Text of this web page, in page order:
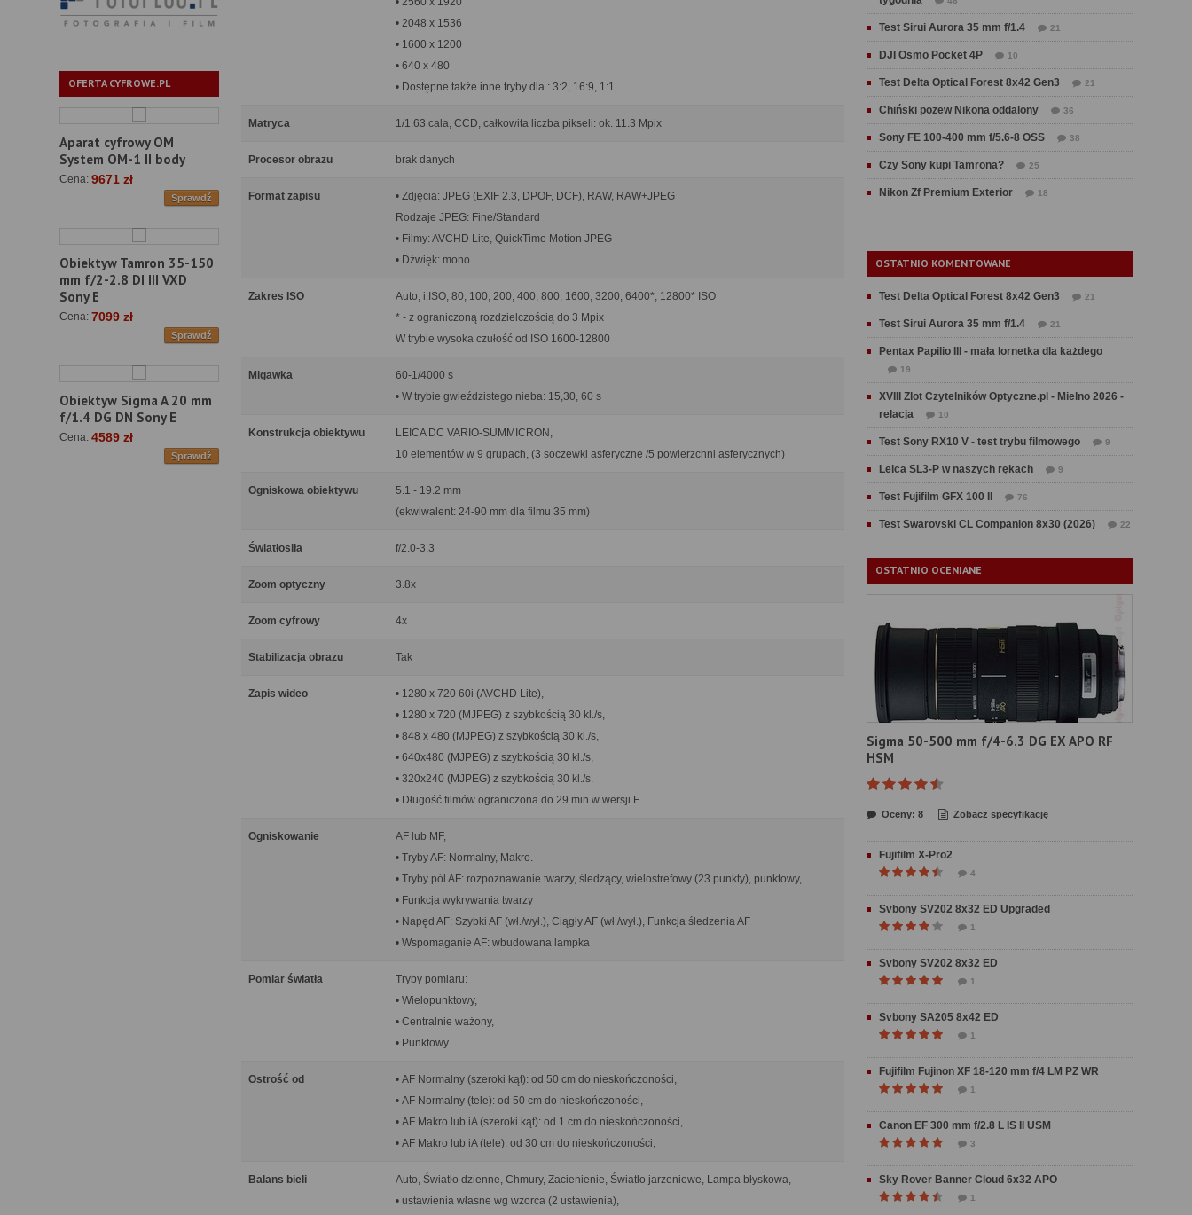
OFERTA CYFROWE.PL
Aparat cyfrowy OM
System OM-1 II body
Cena: 9671 zł
Sprawdź
Obiektyw Tamron 35-150
mm f/2-2.8 DI III VXD
Sony E
Cena: 7099 zł
Sprawdź
Obiektyw Sigma A 20 mm
f/1.4 DG DN Sony E
Cena: 4589 zł
Sprawdź
• 2048 x 1536
• 1600 x 1200
• 640 x 480
• Dostępne także inne tryby dla : 3:2, 16:9, 1:1
Matryca 1/1.63 cala, CCD, całkowita liczba pikseli: ok. 11.3 Mpix
Procesor obrazu brak danych
Format zapisu
• Zdjęcia: JPEG (EXIF 2.3, DPOF, DCF), RAW, RAW+JPEG
Rodzaje JPEG: Fine/Standard
• Filmy: AVCHD Lite, QuickTime Motion JPEG
• Dźwięk: mono
Zakres ISO
Auto, i.ISO, 80, 100, 200, 400, 800, 1600, 3200, 6400*, 12800* ISO
* - z ograniczoną rozdzielczością do 3 Mpix
W trybie wysoka czułość od ISO 1600-12800
Migawka
60-1/4000 s
• W trybie gwieździstego nieba: 15,30, 60 s
Konstrukcja obiektywu
LEICA DC VARIO-SUMMICRON,
10 elementów w 9 grupach, (3 soczewki asferyczne /5 powierzchni asferycznych)
Ogniskowa obiektywu
5.1 - 19.2 mm
(ekwiwalent: 24-90 mm dla filmu 35 mm)
Światłosiła f/2.0-3.3
Zoom optyczny 3.8x
Zoom cyfrowy 4x
Stabilizacja obrazu Tak
Zapis wideo
• 1280 x 720 60i (AVCHD Lite),
• 1280 x 720 (MJPEG) z szybkością 30 kl./s,
• 848 x 480 (MJPEG) z szybkością 30 kl./s,
• 640x480 (MJPEG) z szybkością 30 kl./s,
• 320x240 (MJPEG) z szybkością 30 kl./s.
• Długość filmów ograniczona do 29 min w wersji E.
Ogniskowanie
AF lub MF,
• Tryby AF: Normalny, Makro.
• Tryby pól AF: rozpoznawanie twarzy, śledzący, wielostrefowy (23 punkty), punktowy,
• Funkcja wykrywania twarzy
• Napęd AF: Szybki AF (wł./wył.), Ciągły AF (wł./wył.), Funkcja śledzenia AF
• Wspomaganie AF: wbudowana lampka
Pomiar światła
Tryby pomiaru:
• Wielopunktowy,
• Centralnie ważony,
• Punktowy.
Ostrość od
• AF Normalny (szeroki kąt): od 50 cm do nieskończoności,
• AF Normalny (tele): od 50 cm do nieskończoności,
• AF Makro lub iA (szeroki kąt): od 1 cm do nieskończoności,
• AF Makro lub iA (tele): od 30 cm do nieskończoności,
Balans bieli
Auto, Światło dzienne, Chmury, Zacienienie, Światło jarzeniowe, Lampa błyskowa,
• ustawienia własne wg wzorca (2 ustawienia),
Test Sirui Aurora 35 mm f/1.4 21
DJI Osmo Pocket 4P 10
Test Delta Optical Forest 8x42 Gen3 21
Chiński pozew Nikona oddalony 36
Sony FE 100-400 mm f/5.6-8 OSS 38
Czy Sony kupi Tamrona? 25
Nikon Zf Premium Exterior 18
OSTATNIO KOMENTOWANE
Test Delta Optical Forest 8x42 Gen3 21
Test Sirui Aurora 35 mm f/1.4 21
Pentax Papilio III - mała lornetka dla każdego
19
XVIII Zlot Czytelników Optyczne.pl - Mielno 2026 -
relacja
10
Test Sony RX10 V - test trybu filmowego 9
Leica SL3-P w naszych rękach 9
Test Fujifilm GFX 100 II 76
Test Swarovski CL Companion 8x30 (2026) 22
OSTATNIO OCENIANE
Sigma 50-500 mm f/4-6.3 DG EX APO RF
HSM
Oceny: 8 Zobacz specyfikację
Fujifilm X-Pro2
4
Svbony SV202 8x32 ED Upgraded
1
Svbony SV202 8x32 ED
1
Svbony SA205 8x42 ED
1
Fujifilm Fujinon XF 18-120 mm f/4 LM PZ WR
1
Canon EF 300 mm f/2.8 L IS II USM
3
Sky Rover Banner Cloud 6x32 APO
1